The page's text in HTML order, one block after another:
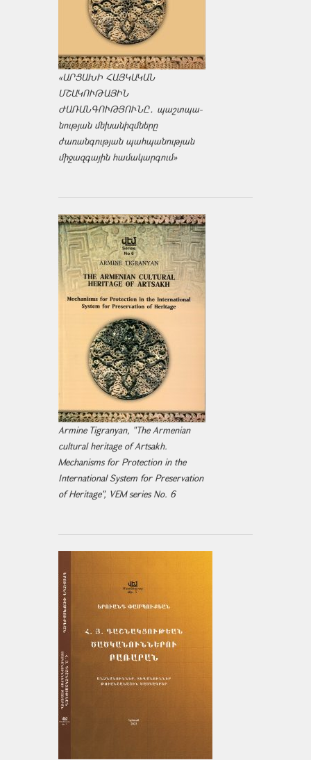
«ԱՐՑԱԽԻ ՀԱՅԿԱԿԱՆ
ՄՇԱԿՈՒԹԱՅԻՆ
ԺԱՌԱՆԳՈՒԹՅՈՒՆԸ․ պաշտպա­
նության մեխանիզմները
ժառանգության պահպանության
միջազ­գային համակարգում»
Armine Tigranyan, "The Armenian
cultural heritage of Artsakh.
Mechanisms for Protection in the
International System for Preservation
of Heritage", VEM series No. 6